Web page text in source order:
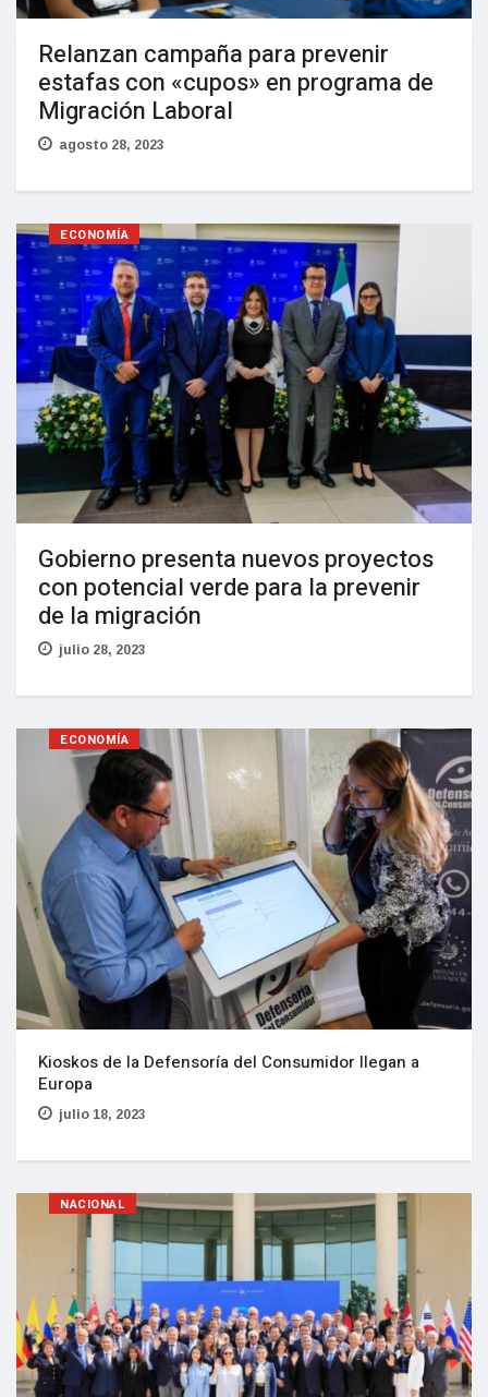
Relanzan campaña para prevenir
estafas con «cupos» en programa de
Migración Laboral
agosto 28, 2023
ECONOMÍA
Gobierno presenta nuevos proyectos
con potencial verde para la prevenir
de la migración
julio 28, 2023
ECONOMÍA
Kioskos de la Defensoría del Consumidor llegan a
Europa
julio 18, 2023
NACIONAL